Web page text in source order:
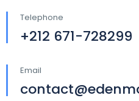
Telephone
+212 671-728299
Email